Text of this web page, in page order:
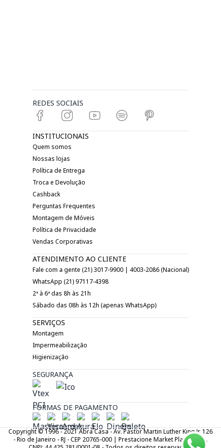
REDES SOCIAIS
INSTITUCIONAIS
Quem somos
Nossas lojas
Política de Entrega
Troca e Devolução
Cashback
Perguntas Frequentes
Montagem de Móveis
Política de Privacidade
Vendas Corporativas
ATENDIMENTO AO CLIENTE
Fale com a gente (21) 3017-9900 | 4003-2086 (Nacional)
WhatsApp (21) 97117-4398
2ª à 6ª das 8h às 21h
Sábado das 08h às 12h (apenas WhatsApp)
SERVIÇOS
Montagem
Impermeabilização
Higienização
SEGURANÇA
FORMAS DE PAGAMENTO
Copyright © 1996 - 2021 Abra Casa - Av. Pastor Martin Luther King Jr. 126
- Rio de Janeiro - RJ - CEP 20765-000 | Prestacione Market Place LTDA.